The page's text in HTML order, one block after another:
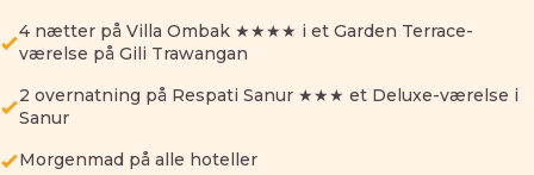
4 nætter på Villa Ombak ★★★★ i et Garden Terrace-
værelse på Gili Trawangan
2 overnatning på Respati Sanur ★★★ et Deluxe-værelse i
Sanur
Morgenmad på alle hoteller